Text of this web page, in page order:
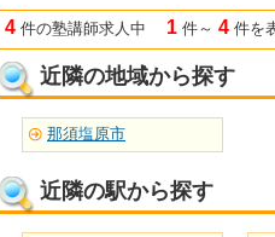
4 件の塾講師求人中 1 件～ 4 件を
近隣の地域から探す
那須塩原市
近隣の駅から探す